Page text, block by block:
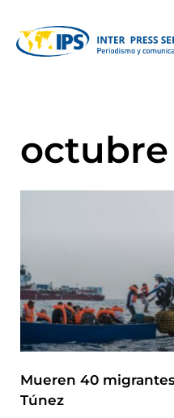
octubre
Mueren 40
Túnez